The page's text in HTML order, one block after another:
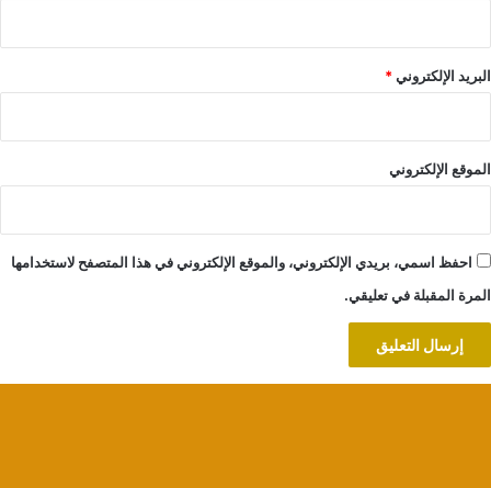
البريد الإلكتروني*
الموقع الإلكتروني
احفظ اسمي، بريدي الإلكتروني، والموقع الإلكتروني في هذا المتصفح لاستخدامها
المرة المقبلة في تعليقي.